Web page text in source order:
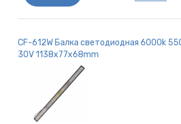
CF-612W Балка светодиодная 6000k
30V 1138x77x68mm